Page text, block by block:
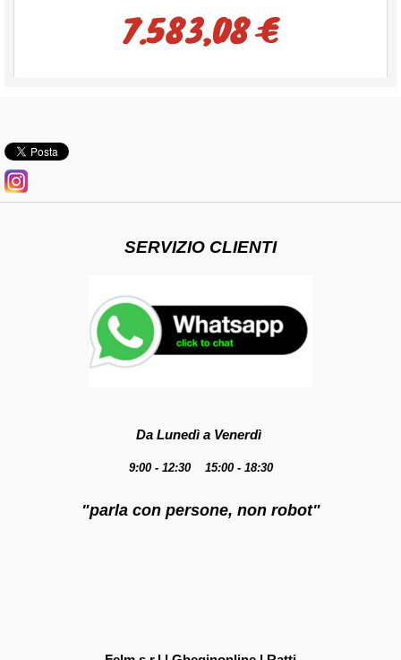
7.583,08 €
SERVIZIO CLIENTI
Da Lunedì a Venerdì
9:00 - 12:30 15:00 - 18:30
"parla con persone, non robot"